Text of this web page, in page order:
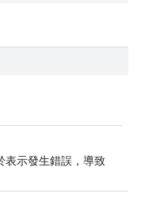
表示發生錯誤，導致